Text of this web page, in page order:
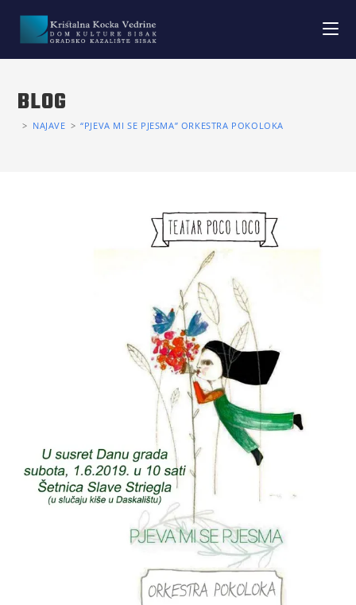
BLOG
> NAJAVE > “PJEVA MI SE PJESMA” ORKESTRA POKOLOKA